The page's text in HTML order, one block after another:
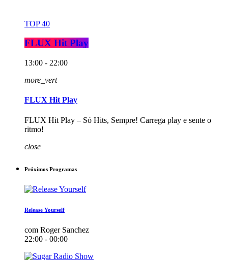
TOP 40
FLUX Hit Play
13:00 - 22:00
more_vert
FLUX Hit Play
FLUX Hit Play – Só Hits, Sempre! Carrega play e sente o
ritmo!
close
Próximos Programas
Release Yourself
com Roger Sanchez
22:00 - 00:00